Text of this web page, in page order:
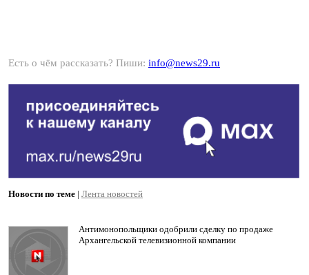
Есть о чём рассказать? Пиши: info@news29.ru
Новости по теме | Лента новостей
Антимонопольщики одобрили сделку по продаже
Архангельской телевизионной компании